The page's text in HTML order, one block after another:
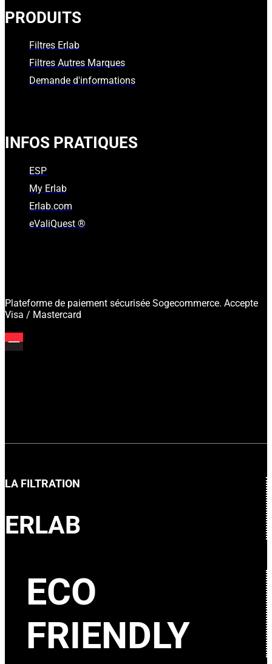
PRODUITS
Filtres Erlab
Filtres Autres Marques
Demande d'informations
INFOS PRATIQUES
ESP
My Erlab
Erlab.com
eValiQuest ®
Plateforme de paiement sécurisée Sogecommerce. Accepte
Visa / Mastercard
LA FILTRATION
ERLAB
ECO
FRIENDLY